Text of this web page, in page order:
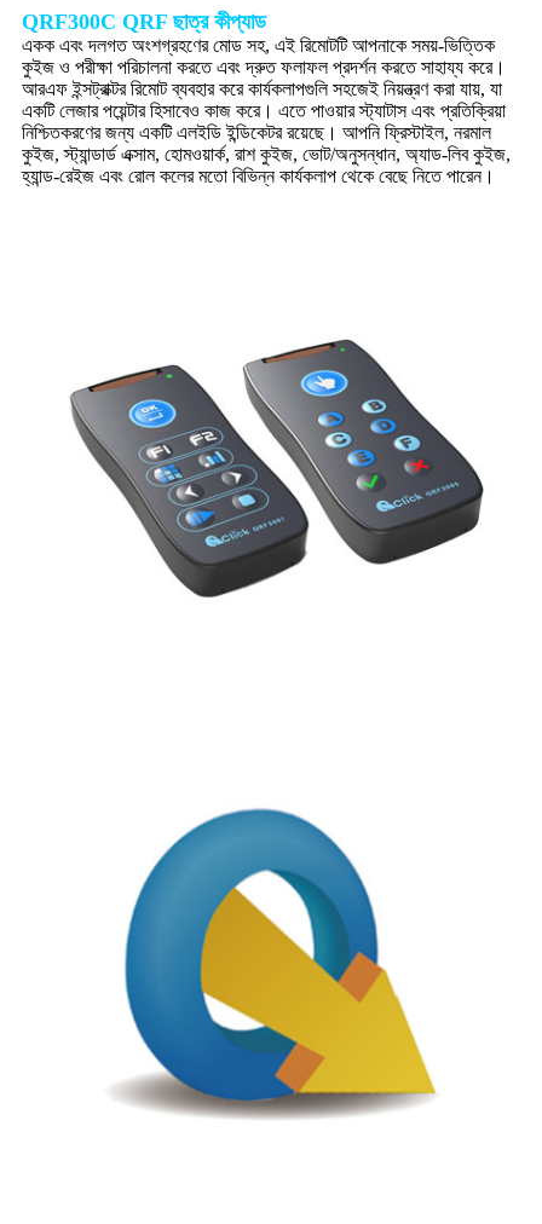
QRF300C QRF ছাত্র কীপ্যাড
একক এবং দলগত অংশগ্রহণের মোড সহ, এই রিমোটটি আপনাকে সময়-ভিত্তিক
কুইজ ও পরীক্ষা পরিচালনা করতে এবং দ্রুত ফলাফল প্রদর্শন করতে সাহায্য করে।
আরএফ ইন্সট্রাক্টর রিমোট ব্যবহার করে কার্যকলাপগুলি সহজেই নিয়ন্ত্রণ করা যায়, যা
একটি লেজার পয়েন্টার হিসাবেও কাজ করে। এতে পাওয়ার স্ট্যাটাস এবং প্রতিক্রিয়া
নিশ্চিতকরণের জন্য একটি এলইডি ইন্ডিকেটর রয়েছে। আপনি ফ্রিস্টাইল, নরমাল
কুইজ, স্ট্যান্ডার্ড এক্সাম, হোমওয়ার্ক, রাশ কুইজ, ভোট/অনুসন্ধান, অ্যাড-লিব কুইজ,
হ্যান্ড-রেইজ এবং রোল কলের মতো বিভিন্ন কার্যকলাপ থেকে বেছে নিতে পারেন।